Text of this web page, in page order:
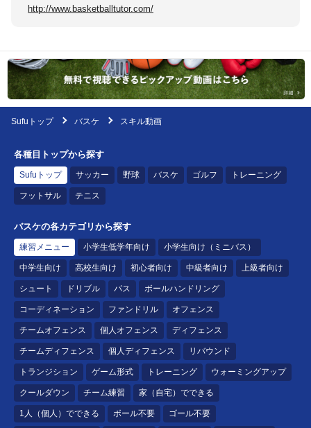
http://www.basketballtutor.com/
Sufuトップ バスケ スキル動画
各種目トップから探す
Sufuトップ サッカー 野球 バスケ ゴルフ トレーニング
フットサル テニス
バスケの各カテゴリから探す
練習メニュー 小学生低学年向け 小学生向け（ミニバス）
中学生向け 高校生向け 初心者向け 中級者向け 上級者向け
シュート ドリブル パス ボールハンドリング
コーディネーション ファンドリル オフェンス
チームオフェンス 個人オフェンス ディフェンス
チームディフェンス 個人ディフェンス リバウンド
トランジション ゲーム形式 トレーニング ウォーミングアップ
クールダウン チーム練習 家（自宅）でできる
1人（個人）でできる ボール不要 ゴール不要